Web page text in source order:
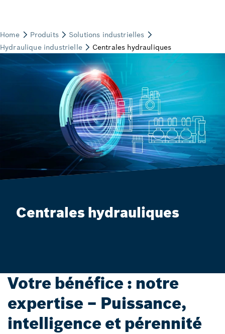
Centrales hydrauliques
Votre bénéfice : notre
expertise – Puissance,
intelligence et pérennité